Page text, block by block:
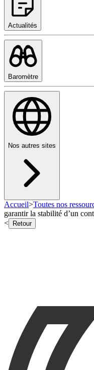
Actualités
Baromètre
Nos autres sites
Accueil>Toutes nos
garantir la stabilité d’un
<
Retour